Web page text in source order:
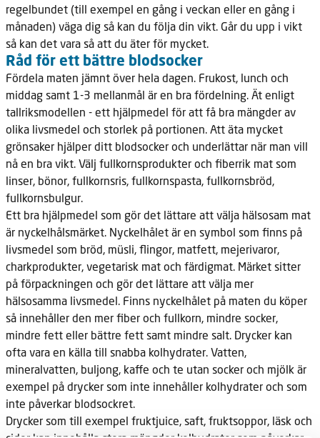
regelbundet (till exempel en gång i veckan eller en gång i
månaden) väga dig så kan du följa din vikt. Går du upp i vikt
så kan det vara så att du äter för mycket.
Råd för ett bättre blodsocker
Fördela maten jämnt över hela dagen. Frukost, lunch och
middag samt 1-3 mellanmål är en bra fördelning. Ät enligt
tallriksmodellen - ett hjälpmedel för att få bra mängder av
olika livsmedel och storlek på portionen. Att äta mycket
grönsaker hjälper ditt blodsocker och underlättar när man vill
nå en bra vikt. Välj fullkornsprodukter och fiberrik mat som
linser, bönor, fullkornsris, fullkornspasta, fullkornsbröd,
fullkornsbulgur.
Ett bra hjälpmedel som gör det lättare att välja hälsosam mat
är nyckelhålsmärket. Nyckelhålet är en symbol som finns på
livsmedel som bröd, müsli, flingor, matfett, mejerivaror,
charkprodukter, vegetarisk mat och färdigmat. Märket sitter
på förpackningen och gör det lättare att välja mer
hälsosamma livsmedel. Finns nyckelhålet på maten du köper
så innehåller den mer fiber och fullkorn, mindre socker,
mindre fett eller bättre fett samt mindre salt. Drycker kan
ofta vara en källa till snabba kolhydrater. Vatten,
mineralvatten, buljong, kaffe och te utan socker och mjölk är
exempel på drycker som inte innehåller kolhydrater och som
inte påverkar blodsockret.
Drycker som till exempel fruktjuice, saft, fruktsoppor, läsk och